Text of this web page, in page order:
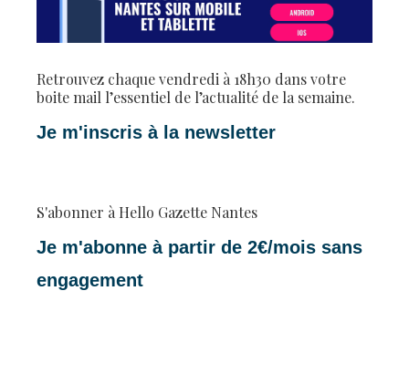
Retrouvez chaque vendredi à 18h30 dans votre
boite mail l’essentiel de l’actualité de la semaine.
Je m'inscris à la newsletter
S'abonner à Hello Gazette Nantes
Je m'abonne à partir de 2€/mois sans
engagement